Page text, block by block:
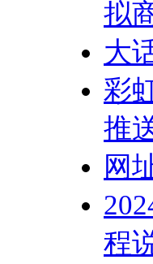
拟
大
彩
推
网
程